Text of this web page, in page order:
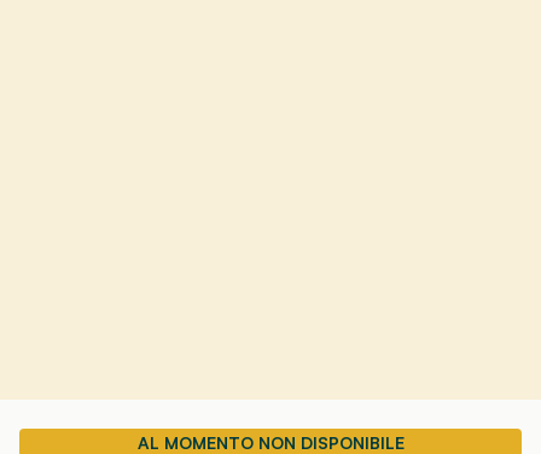
AL MOMENTO NON DISPONIBILE